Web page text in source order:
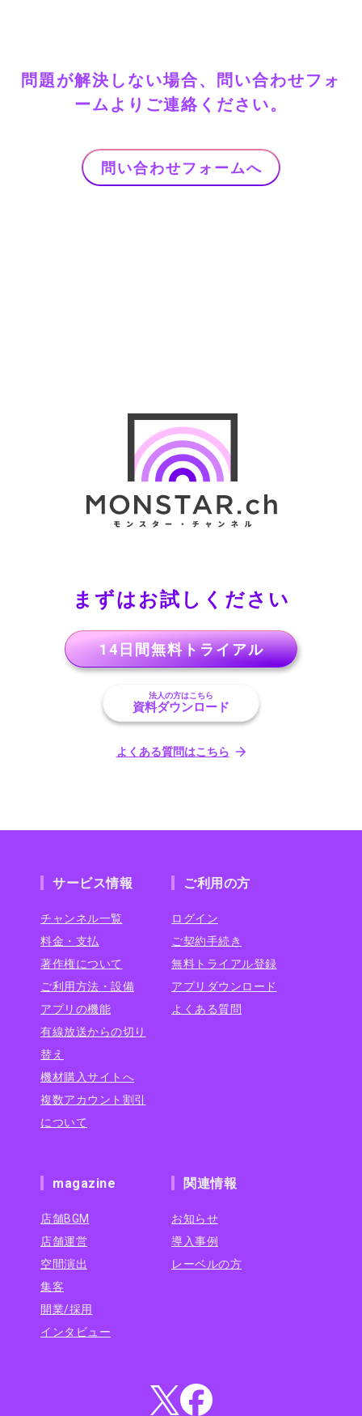
問題が解決しない場合、問い合わせフォ
ームよりご連絡ください。
問い合わせフォームへ
まずはお試しください
14日間無料トライアル
法人の方はこちら
資料ダウンロード
よくある質問はこちら
サービス情報
チャンネル一覧
料金・支払
著作権について
ご利用方法・設備
アプリの機能
有線放送からの切り
替え
機材購入サイトへ
複数アカウント割引
について
ご利用の方
ログイン
ご契約手続き
無料トライアル登録
アプリダウンロード
よくある質問
magazine
店舗BGM
店舗運営
空間演出
集客
開業/採用
インタビュー
関連情報
お知らせ
導入事例
レーベルの方